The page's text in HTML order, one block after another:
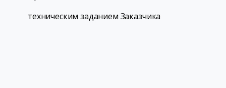
техническим заданием Заказчика